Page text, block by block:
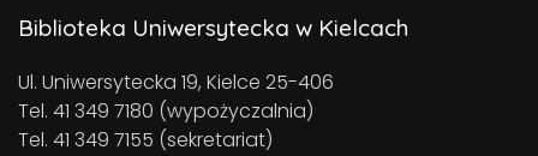
Biblioteka Uniwersytecka w Kielcach
Ul. Uniwersytecka 19, Kielce 25-406
Tel. 41 349 7180 (wypożyczalnia)
Tel. 41 349 7155 (sekretariat)